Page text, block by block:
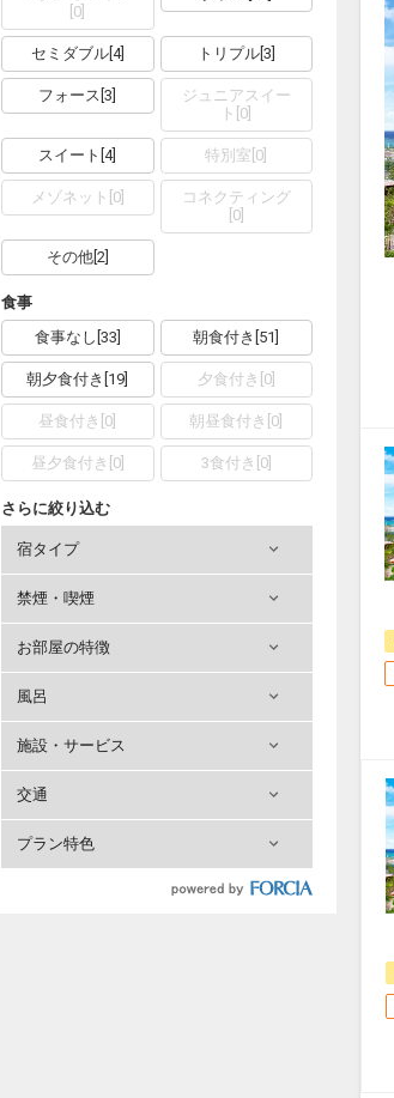
0
セミダブル[ 4] トリプル[ 3
フォース [3
ジュニアスイー
ト 0
スイート [4] 特別室 0
メゾネット 0]
コネクティング
0]
その他[ 2]
食事
食事なし 33 朝食付き 51
朝夕食付き 19 夕食付き 0]
昼食付き 0 朝昼食付き 0
昼夕食付き 0] 3食付き 0]
さらに絞り込む
宿タイプ
禁煙・喫煙
お部屋の特徴
風呂
施設・サービス
交通
プラン特色